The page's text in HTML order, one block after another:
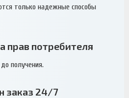
только надежные способы
прав потребителя
получения.
заказ 24/7